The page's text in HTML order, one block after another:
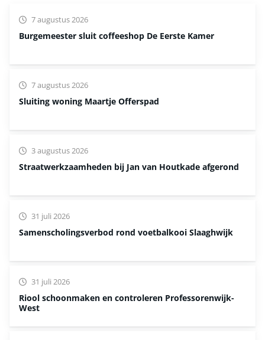
Burgemeester sluit coffeeshop De Eerste Kamer
7 augustus 2026
Sluiting woning Maartje Offerspad
7 augustus 2026
Straatwerkzaamheden bij Jan van Houtkade afgerond
3 augustus 2026
Samenscholingsverbod rond voetbalkooi Slaaghwijk
31 juli 2026
Riool schoonmaken en controleren Professorenwijk-
West
31 juli 2026